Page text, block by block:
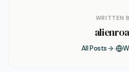
WRITTEN
All Posts